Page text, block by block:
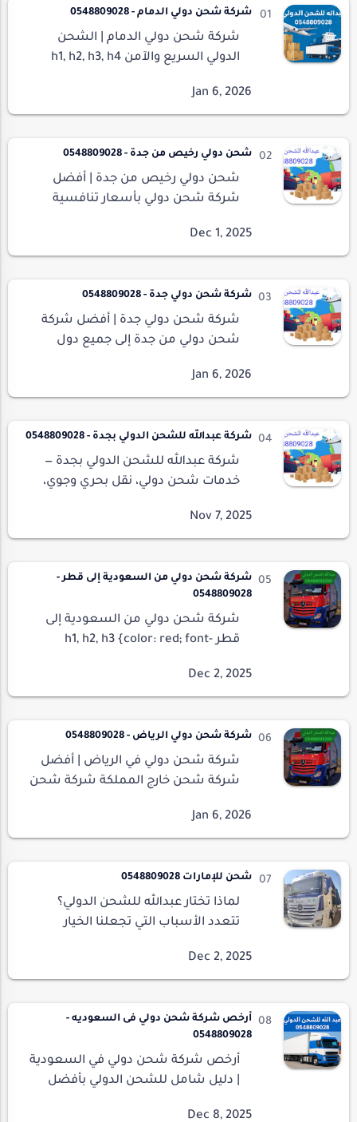
شركة شحن دولي الدمام - 0548809028
شركة شحن دولي الدمام | الشحن
الدولي السريع والآمن h1, h2, h3, h4
100%; border-collapse…
شحن دولي رخيص من جدة - 0548809028
شحن دولي رخيص من جدة | أفضل
شركة شحن دولي بأسعار تنافسية
الشامل لأفضل وأسهل خدمات
الشحن الدولي إذا كنت تبحث عن شحن
شركة شحن دولي جدة - 0548809028
شركة شحن دولي جدة | أفضل شركة
شحن دولي من جدة إلى جميع دول
الأمثل للشحن الدولي من السعودية
تُعد شركة شحن دولي جدة من أهم ا…
شركة عبدالله للشحن الدولي بجدة - 0548809028
شركة عبدالله للشحن الدولي بجدة —
خدمات شحن دولي، نقل بحري وجوي،
"https://schema.org", "@type":
"Organization", …
شركة شحن دولي من السعودية إلى قطر -
0548809028
شركة شحن دولي من السعودية إلى
قطر h1, h2, h3 {color: red; font-
font-weight: bold;} table
{width:100%; border-collapse: col…
شركة شحن دولي الرياض - 0548809028
شركة شحن دولي في الرياض | أفضل
شركة شحن خارج المملكة شركة شحن
شحن دولي في الرياض…
شحن للإمارات 0548809028
لماذا تختار عبدالله للشحن الدولي؟
تتعدد الأسباب التي تجعلنا الخيار
من الرياض إلى الإمارات:شحن للإمارات
0548809028 خبرة أكثر من 15 سنة في
أرخص شركة شحن دولي فى السعوديه -
0548809028
أرخص شركة شحن دولي في السعودية
| دليل شامل للشحن الدولي بأفضل